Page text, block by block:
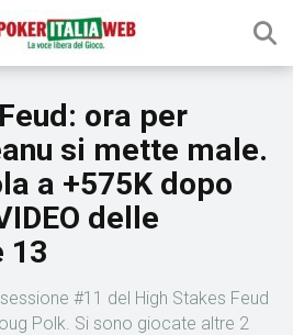
ora per
si mette male.
a +575K dopo
delle
13
#11 del High Stakes Feud
Polk. Si sono giocate altre 2